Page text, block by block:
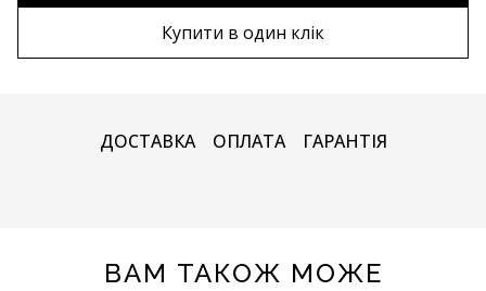
90х130 см
100х150 см
Дерев'яна рама
Металева рама
Купити в один клік
ДОСТАВКА ОПЛАТА ГАРАНТІЯ
ВАМ ТАКОЖ МОЖЕ